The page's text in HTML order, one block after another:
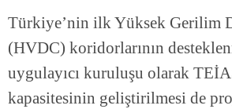
Türkiye’nin ilk Yüksek Gerilim
(HVDC) koridorlarının
uygulayıcı kuruluşu olarak
kapasitesinin geliştirilmesi de